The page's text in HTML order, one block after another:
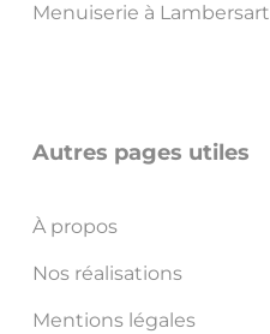
Menuiserie à Lambersart
Autres pages utiles
À propos
Nos réalisations
Mentions légales